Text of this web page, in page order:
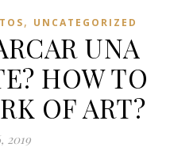
, UNCATEGORIZED
UNA
HOW TO
OF ART?
2019